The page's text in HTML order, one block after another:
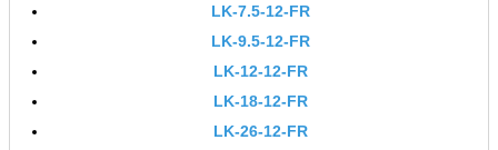
LK-7.5-12-FR
LK-9.5-12-FR
LK-12-12-FR
LK-18-12-FR
LK-26-12-FR